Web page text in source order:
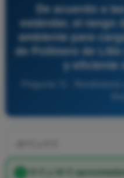
De acuerdo a
estándar, el rango
ambiente para
de Polímero de
y eficiente
Pregunta 72 -
15°C y 35°C